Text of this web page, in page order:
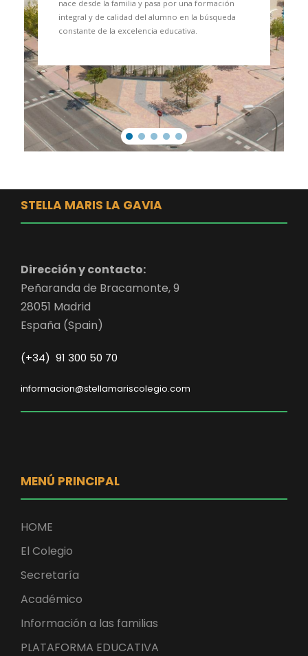
nace desde la familia y pasa por una formación
integral y de calidad del alumno en la búsqueda
constante de la excelencia educativa.
STELLA MARIS LA GAVIA
Dirección y contacto:
Peñaranda de Bracamonte, 9
28051 Madrid
España (Spain)
(+34) 91 300 50 70
informacion@stellamariscolegio.com
MENÚ PRINCIPAL
HOME
El Colegio
Secretaría
Académico
Información a las familias
PLATAFORMA EDUCATIVA